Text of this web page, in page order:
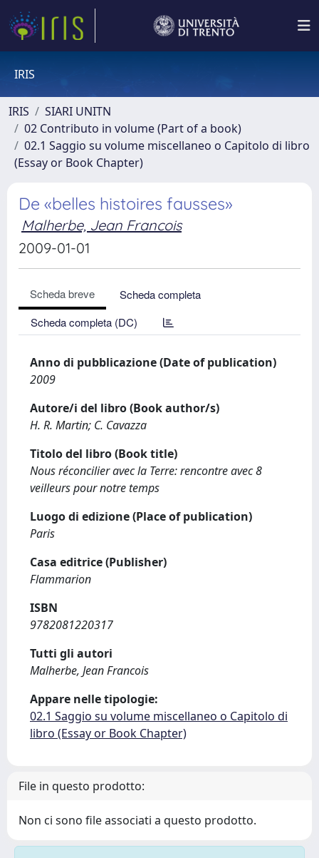
IRIS
IRIS
SIARI UNITN
02 Contributo in volume (Part of a book)
02.1 Saggio su volume miscellaneo o Capitolo di libro
(Essay or Book Chapter)
De «belles histoires fausses»
Malherbe, Jean Francois
2009-01-01
Scheda breve
Scheda completa
Scheda completa (DC)
Anno di pubblicazione (Date of publication)
2009
Autore/i del libro (Book author/s)
H. R. Martin; C. Cavazza
Titolo del libro (Book title)
Nous réconcilier avec la Terre: rencontre avec 8
veilleurs pour notre temps
Luogo di edizione (Place of publication)
Paris
Casa editrice (Publisher)
Flammarion
ISBN
9782081220317
Tutti gli autori
Malherbe, Jean Francois
Appare nelle tipologie:
02.1 Saggio su volume miscellaneo o Capitolo di
libro (Essay or Book Chapter)
File in questo prodotto:
Non ci sono file associati a questo prodotto.